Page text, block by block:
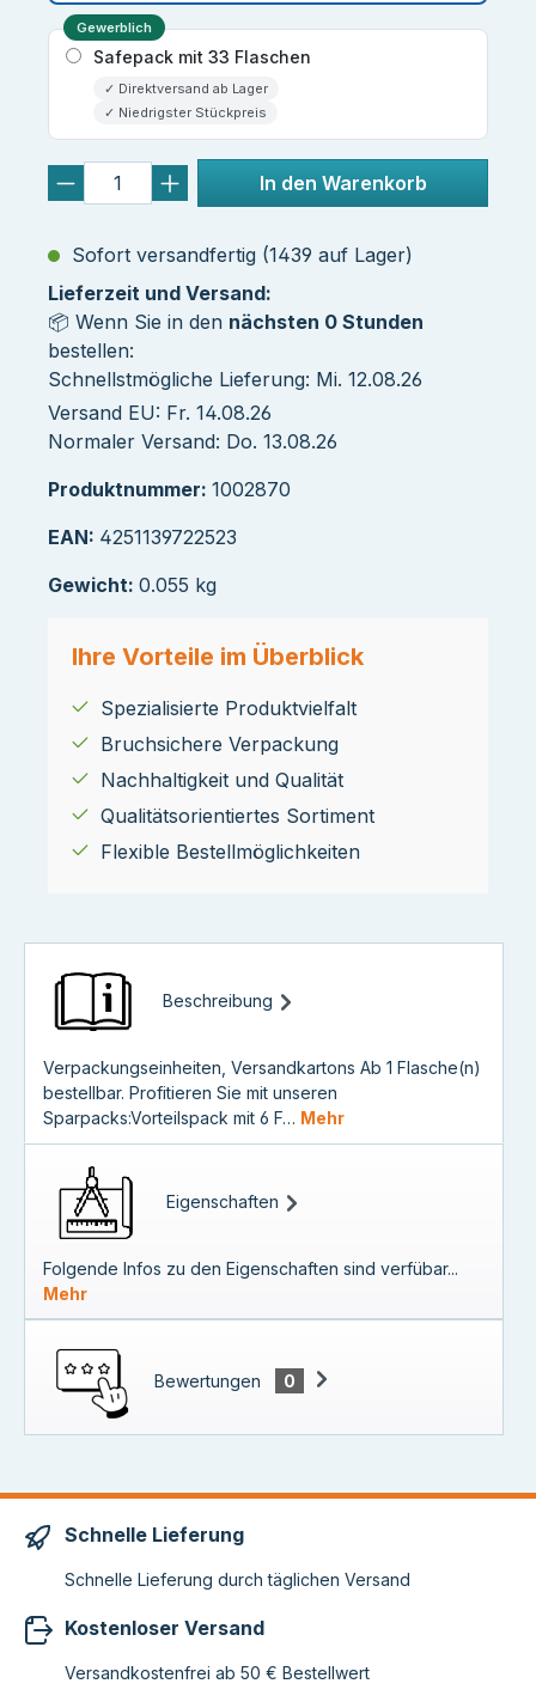
Gewerblich
Safepack mit 33 Flaschen
✓ Direktversand ab Lager
✓ Niedrigster Stückpreis
In den Warenkorb
Sofort versandfertig (1439 auf Lager)
Lieferzeit und Versand:
📦 Wenn Sie in den nächsten 0 Stunden
bestellen:
Schnellstmögliche Lieferung: Mi. 12.08.26
Versand EU: Fr. 14.08.26
Normaler Versand: Do. 13.08.26
Produktnummer: 1002870
EAN: 4251139722523
Gewicht: 0.055 kg
Ihre Vorteile im Überblick
Spezialisierte Produktvielfalt
Bruchsichere Verpackung
Nachhaltigkeit und Qualität
Qualitätsorientiertes Sortiment
Flexible Bestellmöglichkeiten
Beschreibung
Verpackungseinheiten, Versandkartons Ab 1 Flasche(n)
bestellbar. Profitieren Sie mit unseren
Sparpacks:Vorteilspack mit 6 F… Mehr
Eigenschaften
Folgende Infos zu den Eigenschaften sind verfübar...
Mehr
Bewertungen 0
Schnelle Lieferung
Schnelle Lieferung durch täglichen Versand
Kostenloser Versand
Versandkostenfrei ab 50 € Bestellwert